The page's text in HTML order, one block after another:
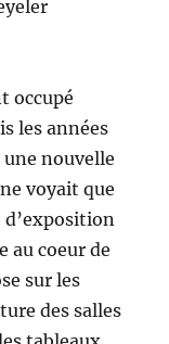
occupé
les années
une nouvelle
voyait que
d’exposition
au coeur de
sur les
des salles